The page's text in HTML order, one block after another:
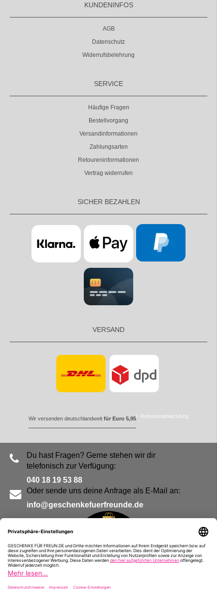
KUNDENINFOS
AGB
Datenschutz
Widerrufsbelehrung
SERVICE
Häufige Fragen
Bestellvorgang
Versandinformationen
Zahlungsarten
Retoureninformationen
Vertrag widerrufen
SICHER BEZAHLEN
VERSAND
Wir versenden deutschlandweit für Euro 5,95 Retourenabwicklung
Du hast Fragen? Gerne stehen wir dir
telefonisch zur Verfügung:
040 18 19 53 88
Oder sende uns deine Anfrage als E-Mail an:
info@geschenkefuerfreunde.de